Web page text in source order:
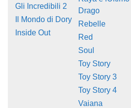
Gli Incredibili 2
Il Mondo di Dory
Inside Out
Drago
Rebelle
Red
Soul
Toy Story
Toy Story 3
Toy Story 4
Vaiana